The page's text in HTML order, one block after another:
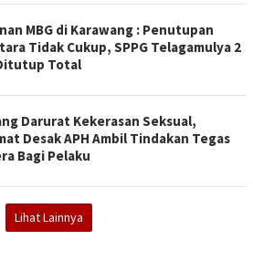
MBG di Karawang : Penutupan
Tidak Cukup, SPPG Telagamulya 2
Total
Darurat Kekerasan Seksual,
Desak APH Ambil Tindakan Tegas
Bagi Pelaku
Lihat Lainnya